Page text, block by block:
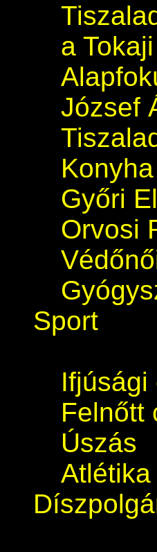
a
József
Konyha
Győri
Orvosi
Sport
Ifjúsági
Felnőtt
Úszás
Atlétika